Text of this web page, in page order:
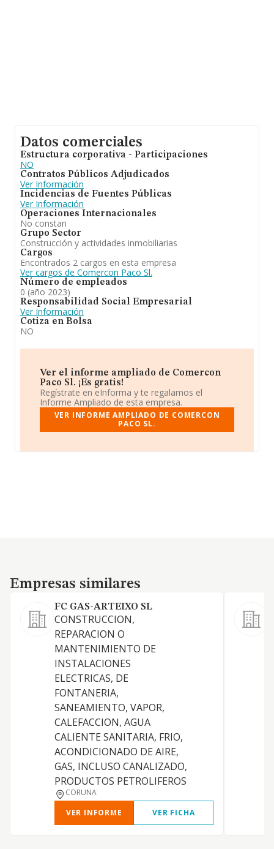
Datos comerciales
Estructura corporativa - Participaciones
NO
Contratos Públicos Adjudicados
Ver Información
Incidencias de Fuentes Públicas
Ver Información
Operaciones Internacionales
No constan
Grupo Sector
Construcción y actividades inmobiliarias
Cargos
Encontrados 2 cargos en esta empresa
Ver cargos de Comercon Paco Sl.
Número de empleados
0 (año 2023)
Responsabilidad Social Empresarial
Ver Información
Cotiza en Bolsa
NO
Ver el informe ampliado de Comercon
Paco Sl. ¡Es gratis!
Regístrate en eInforma y te regalamos el
Informe Ampliado de esta empresa.
VER INFORME AMPLIADO DE COMERCON
PACO SL.
Empresas similares
Empresas similares
FC GAS-ARTEIXO SL
CONSTRUCCION,
REPARACION O
MANTENIMIENTO DE
INSTALACIONES
ELECTRICAS, DE
FONTANERIA,
SANEAMIENTO, VAPOR,
CALEFACCION, AGUA
CALIENTE SANITARIA, FRIO,
ACONDICIONADO DE AIRE,
GAS, INCLUSO CANALIZADO,
PRODUCTOS PETROLIFEROS
CORUNA
VER INFORME
VER FICHA